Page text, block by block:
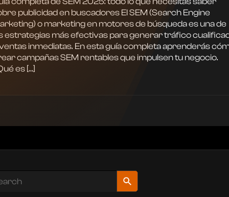
publicidad en buscadores El SEM (Search Engine
o marketing en motores de búsqueda es una de
estrategias más efectivas para generar tráfico
inmediatas. En esta guía completa aprenderás
campañas SEM rentables que impulsen tu negocio.
es […]